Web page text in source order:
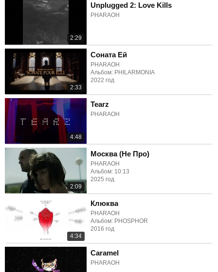
2:29
Unplugged 2: Love Kills
PHARAOH
2:33
Соната Ей
PHARAOH
Альбом: PHILARMONIA
2022 год
4:48
Tearz
PHARAOH
2:09
Москва (Не Про)
PHARAOH
Альбом: 10:13
2025 год
4:34
Клюква
PHARAOH
Альбом: PHOSPHOR
2016 год
Caramel
PHARAOH